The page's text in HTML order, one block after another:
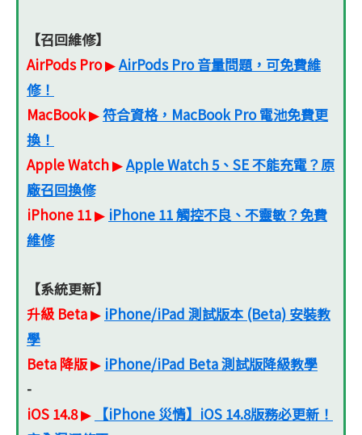
【召回維修】
AirPods Pro▶AirPods Pro 音量問題，可免費維
修！
MacBook▶符合資格，MacBook Pro 電池免費更
換！
Apple Watch▶Apple Watch 5、SE 不能充電？原
廠召回換修
iPhone 11▶ iPhone 11 觸控不良、不靈敏？免費
維修
【系統更新】
升級 Beta▶ iPhone/iPad 測試版本 (Beta) 安裝教
學
Beta 降版▶ iPhone/iPad Beta 測試版降級教學
-
iOS 14.8▶
【iPhone 災情】iOS 14.8版務必更新！